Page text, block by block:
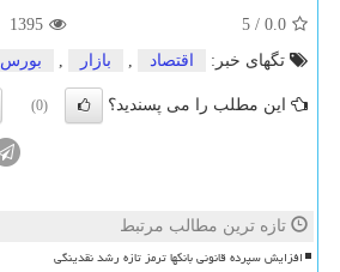
0.0
/
5
1395
تگهای خبر:
اقتصاد , بازار , بورس
این مطلب را می پسندید؟ (0)
تازه ترین مطالب مرتبط
افزایش سپرده قانونی بانکها ترمز تازه رشد نقدینگی